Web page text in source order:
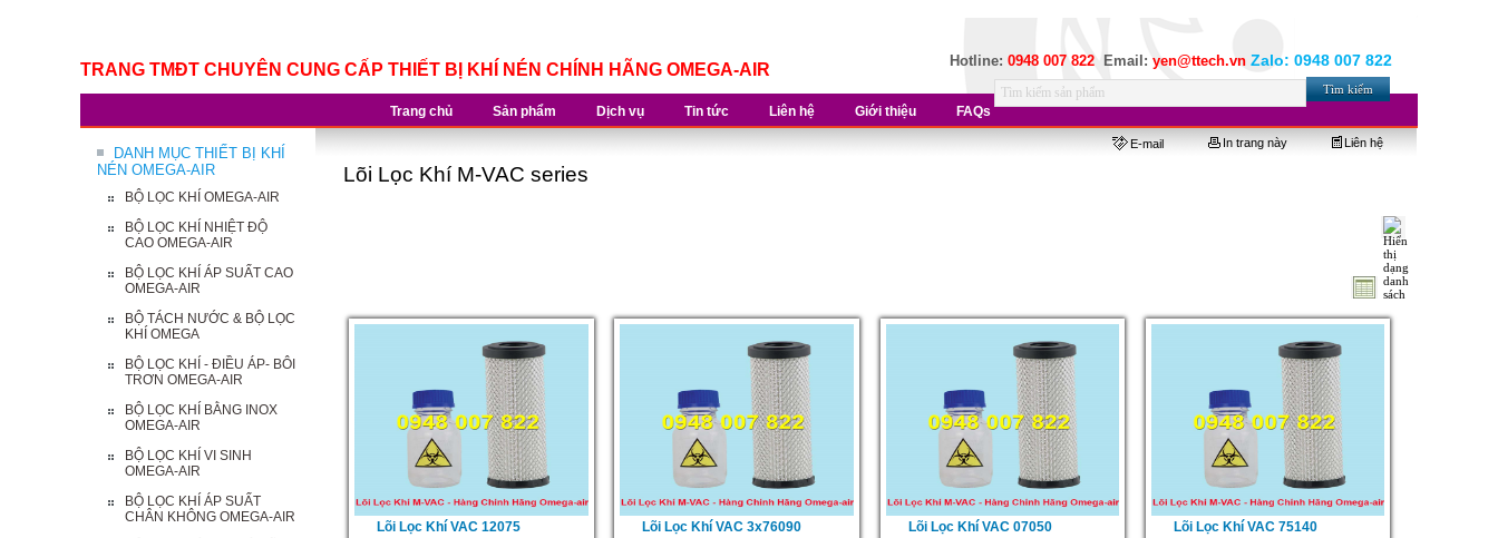
Hotline: 0948 007 822 Email: yen@ttech.vn Zalo: 0948 007 822
TRANG TMĐT CHUYÊN CUNG CẤP THIẾT BỊ KHÍ NÉN CHÍNH HÃNG OMEGA-AIR
Trang chủ Sản phẩm Dịch vụ Tin tức Liên hệ Giới thiệu FAQs
DANH MỤC THIẾT BỊ KHÍ
NÉN OMEGA-AIR
BỘ LỌC KHÍ OMEGA-AIR
BỘ LỌC KHÍ NHIỆT ĐỘ
CAO OMEGA-AIR
BỘ LỌC KHÍ ÁP SUẤT CAO
OMEGA-AIR
BỘ TÁCH NƯỚC & BỘ LỌC
KHÍ OMEGA
BỘ LỌC KHÍ - ĐIỀU ÁP- BÔI
TRƠN OMEGA-AIR
BỘ LỌC KHÍ BẰNG INOX
OMEGA-AIR
BỘ LỌC KHÍ VI SINH
OMEGA-AIR
BỘ LỌC KHÍ ÁP SUẤT
CHÂN KHÔNG OMEGA-AIR
E-mail In trang này Liên hệ
Lõi Lọc Khí M-VAC series
Lõi Lọc Khí VAC 12075 Lõi Lọc Khí VAC 3x76090 Lõi Lọc Khí VAC 07050 Lõi Lọc Khí VAC 75140